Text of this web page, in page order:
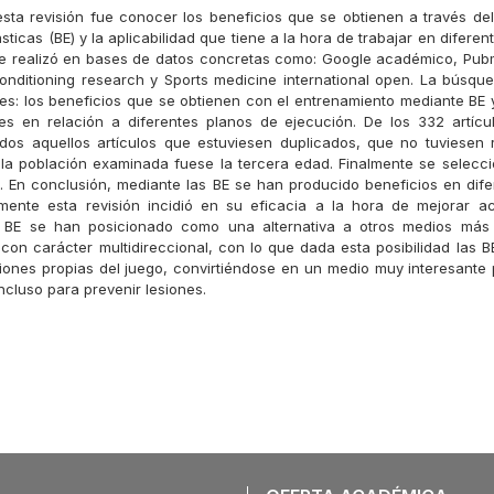
revisión fue conocer los beneficios que se obtienen a través
(BE) y la aplicabilidad que tiene a la hora de trabajar en
realizó en bases de datos concretas como: Google académico,
research y Sports medicine international open. La
los beneficios que se obtienen con el entrenamiento mediante BE
en relación a diferentes planos de ejecución. De los 332
aquellos artículos que estuviesen duplicados, que no tuviesen
población examinada fuese la tercera edad. Finalmente se
En conclusión, mediante las BE se han producido beneficios en
esta revisión incidió en su eficacia a la hora de mejorar
BE se han posicionado como una alternativa a otros medios
carácter multidireccional, con lo que dada esta posibilidad las
propias del juego, convirtiéndose en un medio muy interesante
para prevenir lesiones.